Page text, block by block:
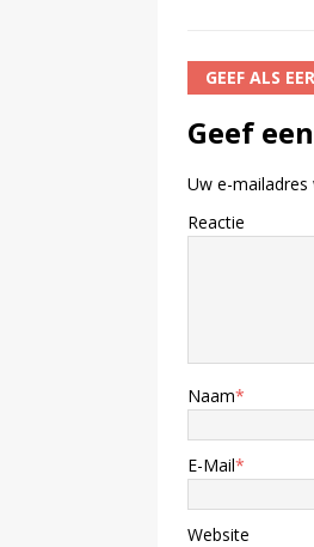
GEEF ALS
Geef
Uw e-
Reactie
Naam*
E-Mail*
Website